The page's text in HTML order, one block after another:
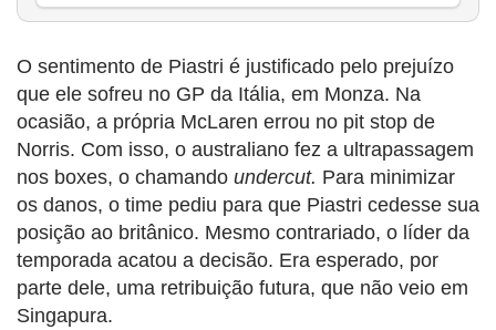
O sentimento de Piastri é justificado pelo prejuízo
que ele sofreu no GP da Itália, em Monza. Na
ocasião, a própria McLaren errou no pit stop de
Norris. Com isso, o australiano fez a ultrapassagem
nos boxes, o chamando undercut. Para minimizar
os danos, o time pediu para que Piastri cedesse sua
posição ao britânico. Mesmo contrariado, o líder da
temporada acatou a decisão. Era esperado, por
parte dele, uma retribuição futura, que não veio em
Singapura.